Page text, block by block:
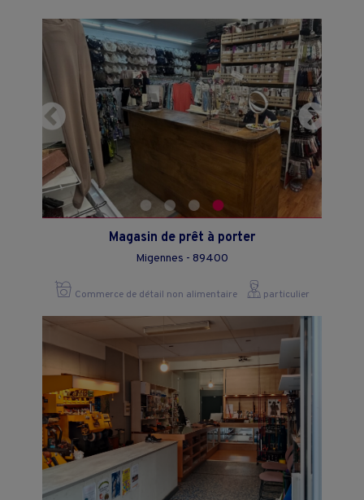
Magasin de prêt à porter
Migennes - 89400
Commerce de détail non alimentaire particulier